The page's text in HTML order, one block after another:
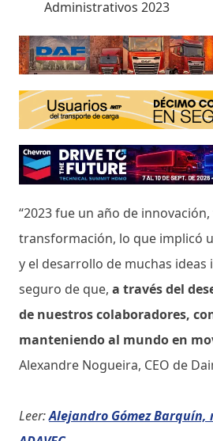
Administrativos 2023
“2023 fue un año de
transformación, lo que implicó
y el desarrollo de muchas ideas
seguro de que, a través del
de nuestros colaboradores,
manteniendo al mundo en
Alexandre Nogueira, CEO de
Leer:Alejandro Gómez